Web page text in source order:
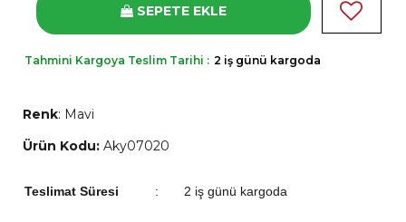
SEPETE EKLE
Tahmini Kargoya Teslim Tarihi : 2 iş günü kargoda
Renk: Mavi
Ürün Kodu:Aky07020
Teslimat Süresi : 2 iş günü kargoda